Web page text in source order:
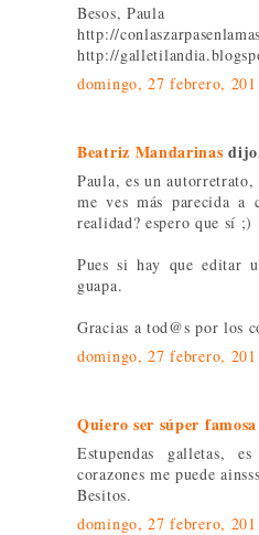
Besos, Paula
http://
http://
domingo, 27 febrero,
Beatriz Mandarinas
Paula, es un
me ves más parecida a
realidad? espero que sí ;)
Pues si hay que editar
guapa.
Gracias a tod@s por los
domingo, 27 febrero,
Quiero ser súper famosa
Estupendas galletas,
corazones me puede
Besitos.
domingo, 27 febrero,